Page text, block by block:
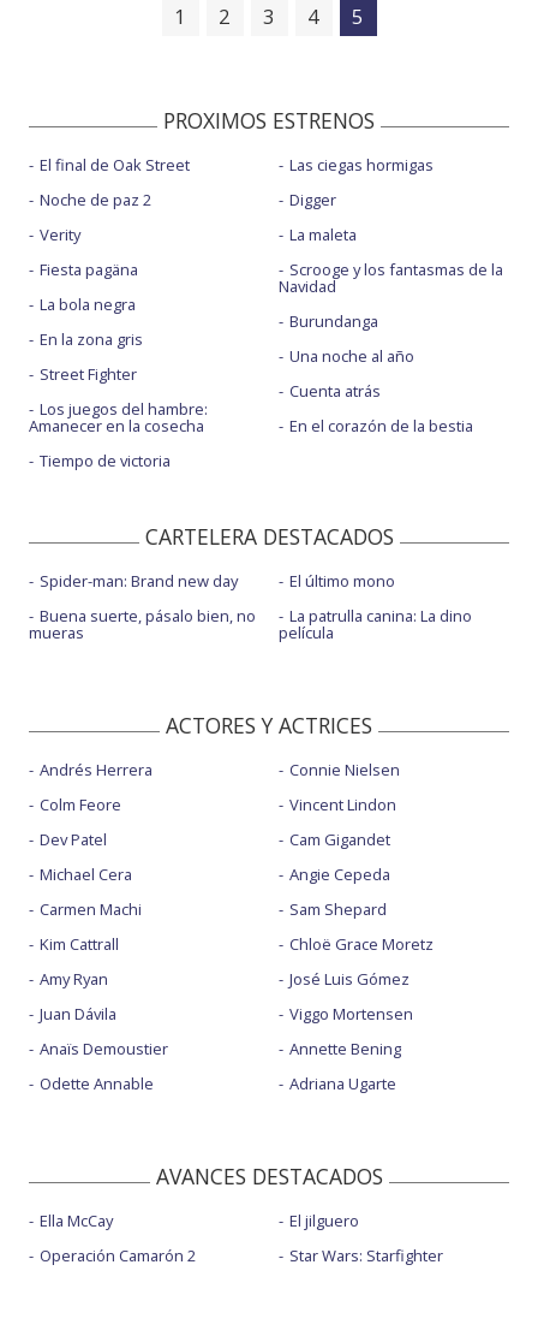
1 2 3 4 5
PROXIMOS ESTRENOS
El final de Oak Street
Noche de paz 2
Verity
Fiesta pagäna
La bola negra
En la zona gris
Street Fighter
Los juegos del hambre:
Amanecer en la cosecha
Tiempo de victoria
Las ciegas hormigas
Digger
La maleta
Scrooge y los fantasmas de la
Navidad
Burundanga
Una noche al año
Cuenta atrás
En el corazón de la bestia
CARTELERA DESTACADOS
Spider-man: Brand new day
Buena suerte, pásalo bien, no
mueras
El último mono
La patrulla canina: La dino
película
ACTORES Y ACTRICES
Andrés Herrera
Colm Feore
Dev Patel
Michael Cera
Carmen Machi
Kim Cattrall
Amy Ryan
Juan Dávila
Anaïs Demoustier
Odette Annable
Connie Nielsen
Vincent Lindon
Cam Gigandet
Angie Cepeda
Sam Shepard
Chloë Grace Moretz
José Luis Gómez
Viggo Mortensen
Annette Bening
Adriana Ugarte
AVANCES DESTACADOS
Ella McCay
Operación Camarón 2
El jilguero
Star Wars: Starfighter